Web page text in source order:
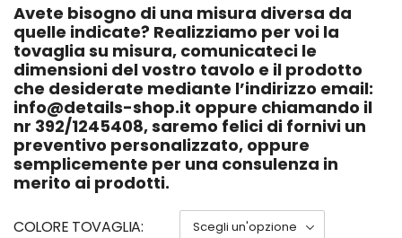
Avete bisogno di una misura diversa da
quelle indicate? Realizziamo per voi la
tovaglia su misura, comunicateci le
dimensioni del vostro tavolo e il prodotto
che desiderate mediante l’indirizzo email:
info@details-shop.it oppure chiamando il
nr 392/1245408, saremo felici di fornivi un
preventivo personalizzato, oppure
semplicemente per una consulenza in
merito ai prodotti.
COLORE TOVAGLIA